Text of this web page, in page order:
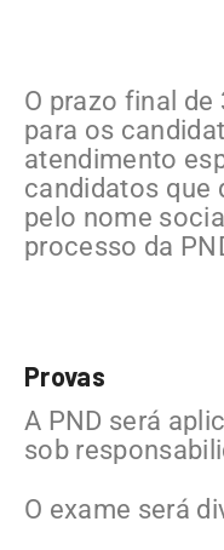
O prazo final
para os
atendimento
candidatos que
pelo nome
processo da
Provas
A PND será
sob
O exame será